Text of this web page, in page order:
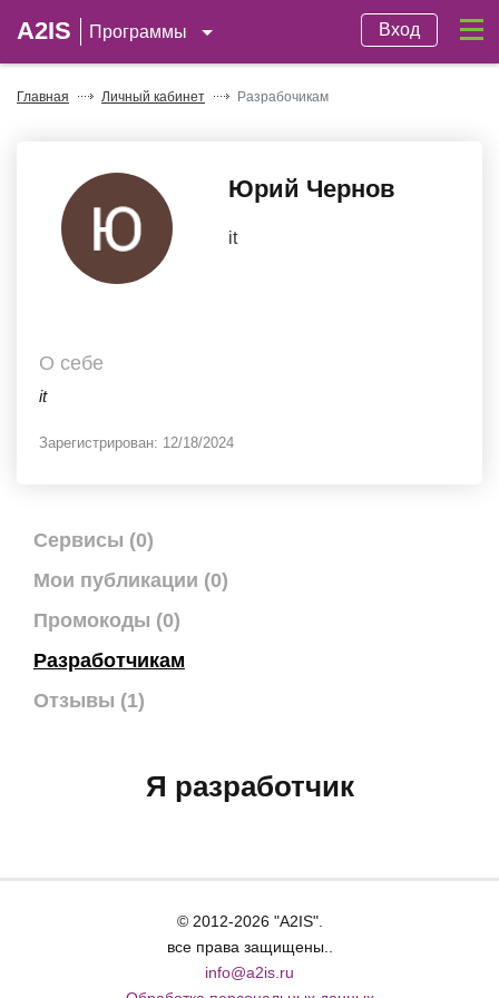
A2IS Программы Вход
Главная Личный кабинет Разрабочикам
Юрий Чернов
it
О себе
it
Зарегистрирован: 12/18/2024
Сервисы (0)
Мои публикации (0)
Промокоды (0)
Разработчикам
Отзывы (1)
Я разработчик
© 2012-2026 "A2IS".
все права защищены..
info@a2is.ru